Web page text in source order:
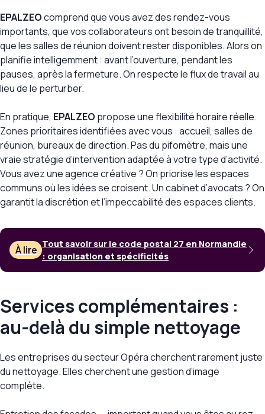
EPALZEOcomprend que vous avez des rendez-vous
importants, que vos collaborateurs ont besoin de tranquillité,
que les salles de réunion doivent rester disponibles. Alors on
planifie intelligemment : avant l’ouverture, pendant les
pauses, après la fermeture. On respecte le flux de travail au
lieu de le perturber.
En pratique, EPALZEO propose une flexibilité horaire réelle.
Zones prioritaires identifiées avec vous : accueil, salles de
réunion, bureaux de direction. Pas du pifomètre, mais une
vraie stratégie d’intervention adaptée à votre type d’activité.
Vous avez une agence créative ? On priorise les espaces
communs où les idées se croisent. Un cabinet d’avocats ? On
garantit la discrétion et l’impeccabilité des espaces clients.
À lire Tout savoir sur le code postal 27 en Normandie
: organisation et spécificités
Services complémentaires :
au-delà du simple nettoyage
Les entreprises du secteur Opéra cherchent rarement juste
du nettoyage. Elles cherchent une gestion d’image
complète.